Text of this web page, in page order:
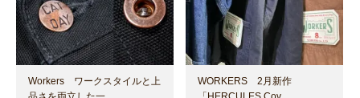
Workers ワークスタイルと上
WORKERS 2月新作